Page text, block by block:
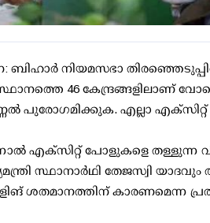
ബിഹാര്‍ നിയമസഭാ
46 കേന്ദ്രങ്ങളിലാണ്
പുരോഗമിക്കുക. എല്ലാ എക്‌സിറ്റ്
എക്‌സിറ്റ് പോളുകളെ തള്ളുന്ന
സ്ഥാനാര്‍ഥി തേജസ്വി
ശതമാനത്തിന് കാരണമെന്ന